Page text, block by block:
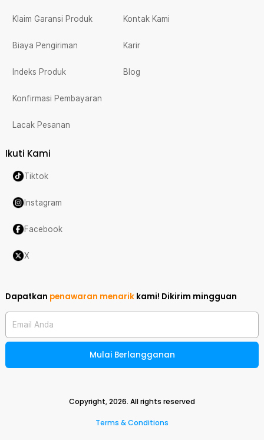
Klaim Garansi Produk
Biaya Pengiriman
Indeks Produk
Konfirmasi Pembayaran
Lacak Pesanan
Kontak Kami
Karir
Blog
Ikuti Kami
Tiktok
Instagram
Facebook
X
Dapatkan penawaran menarik kami! Dikirim mingguan
Email Anda
Mulai Berlangganan
Copyright,2026. All rights reserved
Terms & Conditions